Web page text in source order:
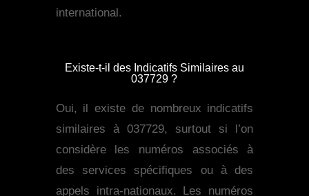
international.
Existe-t-il des Indicatifs Similaires au
037729 ?
Oui, il existe de nombreux indicatifs
similaires à 037729, surtout si l’on
considère les numéros associés à
des services spécifiques ou à des
appels intra-nationaux. Les numéros